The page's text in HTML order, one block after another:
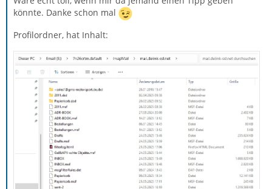
könnte. Danke schon mal
Profilordner, hat Inhalt: